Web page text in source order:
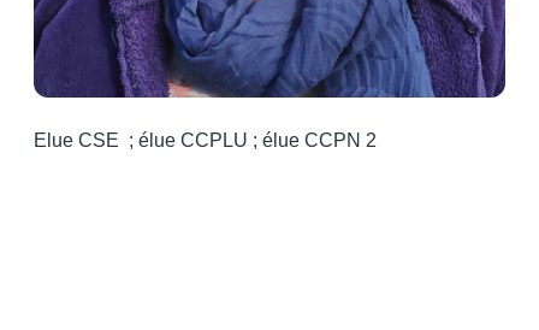
Elue CSE ; élue CCPLU ; élue CCPN 2